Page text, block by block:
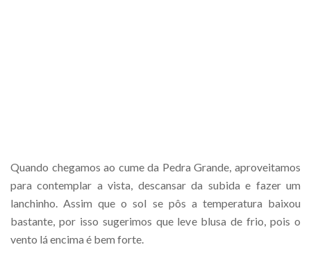
Quando chegamos ao cume da Pedra Grande, aproveitamos
para contemplar a vista, descansar da subida e fazer um
lanchinho. Assim que o sol se pôs a temperatura baixou
bastante, por isso sugerimos que leve blusa de frio, pois o
vento lá encima é bem forte.